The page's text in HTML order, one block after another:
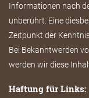
Informationen nach
unberührt. Eine
Zeitpunkt der
Bei Bekanntwerden
werden wir diese
Haftung für Links: